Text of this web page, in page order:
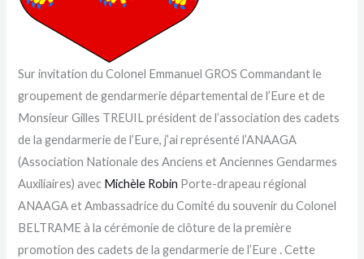
Sur invitation du Colonel Emmanuel GROS Commandant le
groupement de gendarmerie départemental de l’Eure et de
Monsieur Gilles TREUIL président de l’association des cadets
de la gendarmerie de l’Eure, j’ai représenté l’ANAAGA
(Association Nationale des Anciens et Anciennes Gendarmes
Auxiliaires) avec Michèle Robin Porte-drapeau régional
ANAAGA et Ambassadrice du Comité du souvenir du Colonel
BELTRAME à la cérémonie de clôture de la première
promotion des cadets de la gendarmerie de l’Eure . Cette